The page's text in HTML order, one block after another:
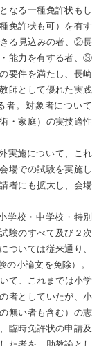
なる一種免許状もし
免許状も可）を有す
る見込みの者、②長
能力を有する者、③
要件を満たし、長崎
師として優れた実践
者。対象者について
・家庭）の実技適性
実施について、これ
場での試験を実施し
者にも拡大し、会場
学校・中学校・特別
験のすべて及び２次
ついては従来通り、
の小論文を免除）。
て、これまでは小学
者としていたが、小
無い者も含む）の志
臨時免許状の申請及